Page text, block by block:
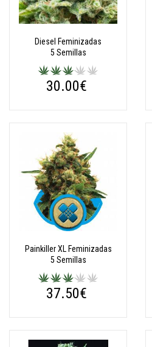
Diesel Feminizadas
5 Semillas
30.00€
Painkiller XL Feminizadas
5 Semillas
37.50€